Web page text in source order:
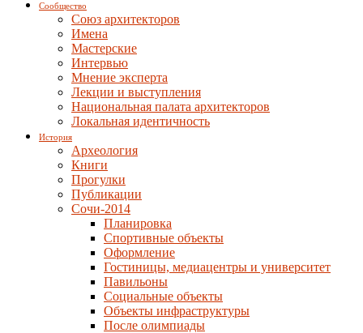
Сообщество
Союз архитекторов
Имена
Мастерские
Интервью
Мнение эксперта
Лекции и выступления
Национальная палата архитекторов
Локальная идентичность
История
Археология
Книги
Прогулки
Публикации
Сочи-2014
Планировка
Спортивные объекты
Оформление
Гостиницы, медиацентры и университет
Павильоны
Социальные объекты
Объекты инфраструктуры
После олимпиады